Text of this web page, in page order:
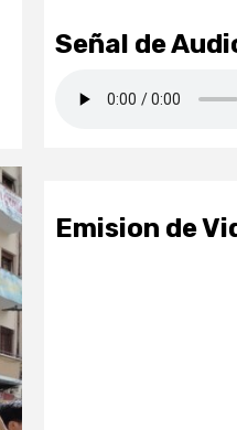
Señal de
Emision de